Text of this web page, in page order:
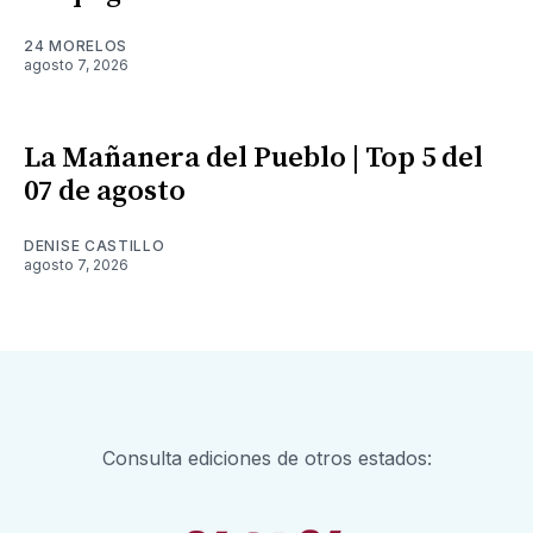
24 MORELOS
agosto 7, 2026
La Mañanera del Pueblo | Top 5 del
07 de agosto
DENISE CASTILLO
agosto 7, 2026
Consulta ediciones de otros estados: